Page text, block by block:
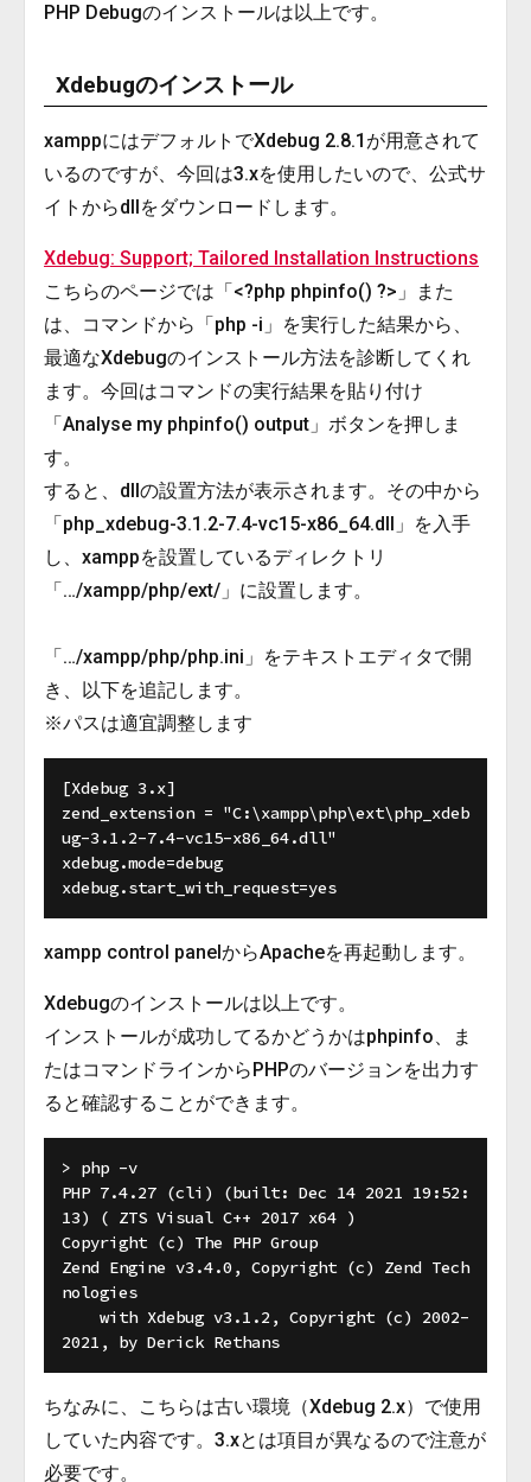
PHP Debugのインストールは以上です。
Xdebugのインストール
xamppにはデフォルトでXdebug 2.8.1が用意されて
いるのですが、今回は3.xを使用したいので、公式サ
イトからdllをダウンロードします。
Xdebug: Support; Tailored Installation Instructions
こちらのページでは「<?php phpinfo() ?>」また
は、コマンドから「php -i」を実行した結果から、
最適なXdebugのインストール方法を診断してくれ
ます。今回はコマンドの実行結果を貼り付け
「Analyse my phpinfo() output」ボタンを押しま
す。
すると、dllの設置方法が表示されます。その中から
「php_xdebug-3.1.2-7.4-vc15-x86_64.dll」を入手
し、xamppを設置しているディレクトリ
「…/xampp/php/ext/」に設置します。
「…/xampp/php/php.ini」をテキストエディタで開
き、以下を追記します。
※パスは適宜調整します
[Xdebug 3.x]
zend_extension = "C:\xampp\php\ext\php_xdeb
ug-3.1.2-7.4-vc15-x86_64.dll"
xdebug.mode=debug
xampp control panelからApacheを再起動します。
Xdebugのインストールは以上です。
インストールが成功してるかどうかはphpinfo、ま
たはコマンドラインからPHPのバージョンを出力す
ると確認することができます。
> php -v
PHP 7.4.27 (cli) (built: Dec 14 2021 19:52:
13) ( ZTS Visual C++ 2017 x64 )
Copyright (c) The PHP Group
Zend Engine v3.4.0, Copyright (c) Zend Tech
nologies
ちなみに、こちらは古い環境（Xdebug 2.x）で使用
していた内容です。3.xとは項目が異なるので注意が
必要です。